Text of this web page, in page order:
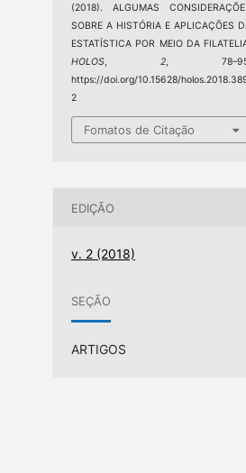
(2018). ALGUMAS
SOBRE A HISTÓRIA E APLICAÇÕES
ESTATÍSTICA POR MEIO DA
HOLOS
2 ,
https://doi.org/10.15628/
2
Fomatos de Citação
EDIÇÃO
v. 2 (2018)
SEÇÃO
ARTIGOS